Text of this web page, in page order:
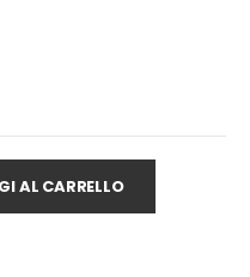
AL CARRELLO